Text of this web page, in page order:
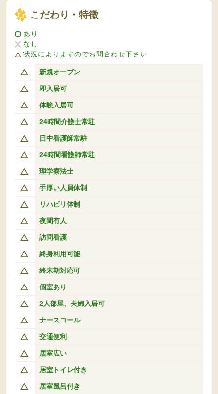
こだわり・特徴
あり
なし
状況によりますのでお問合わせ下さい
新規オープン
即入居可
体験入居可
24時間介護士常駐
日中看護師常駐
24時間看護師常駐
理学療法士
手厚い人員体制
リハビリ体制
夜間有人
訪問看護
終身利用可能
終末期対応可
個室あり
2人部屋、夫婦入居可
ナースコール
交通便利
居室広い
居室トイレ付き
居室風呂付き